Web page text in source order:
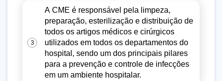
3
A CME é responsável pela limpeza,
preparação, esterilização e distribuição de
todos os artigos médicos e cirúrgicos
utilizados em todos os departamentos do
hospital, sendo um dos principais pilares
para a prevenção e controle de infecções
em um ambiente hospitalar.